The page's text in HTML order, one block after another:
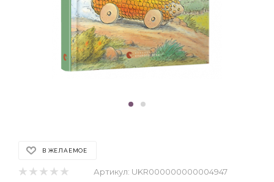
В ЖЕЛАЕМОЕ
Артикул: UKR000000000004947